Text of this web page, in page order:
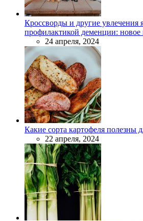
Кроссворды и другие увлечения
профилактикой деменции: новое
24 апреля, 2024
Какие сорта картофеля полезны
22 апреля, 2024